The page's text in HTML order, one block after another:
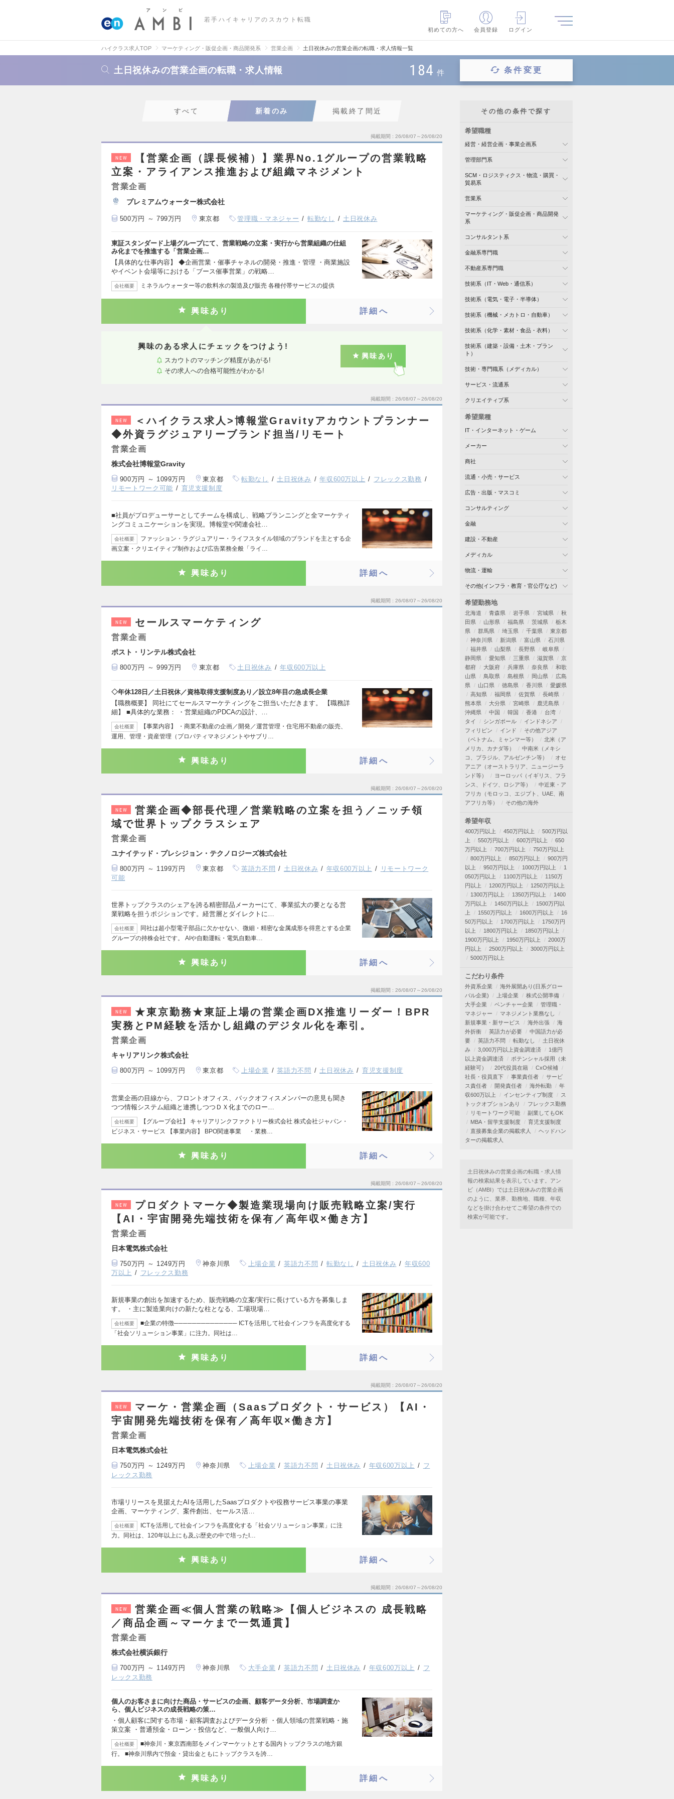
若手ハイキャリアのスカウト転職
初めての方へ
会員登録 ログイン
ハイクラス求人TOP マーケティング・販促企画・商品開発系 営業企画 土日祝休みの営業企画の転職・求人情報一覧
土日祝休みの営業企画の転職・求人情報 184 件 条件変更
すべて 新着のみ 掲載終了間近
掲載期間 26/08/07～26/08/20
NEW
【営業企画（課長候補）】業界No.1グループの営業戦略
立案・アライアンス推進および組織マネジメント
営業企画
プレミアムウォーター株式会社
500万円 ～ 799万円 東京都 管理職・マネジャー 転勤なし 土日祝休み
東証スタンダード上場グループにて、営業戦略の立案・実行から営業組織の仕組
み化までを推進する「営業企画…
【具体的な仕事内容】 ◆企画営業・催事チャネルの開発・推進・管理 ・商業施設
やイベント会場等における「ブース催事営業」の戦略…
会社概要 ミネラルウォーター等の飲料水の製造及び販売 各種付帯サービスの提供
興味あり 詳細へ
興味のある求人にチェックをつけよう!
スカウトのマッチング精度があがる!
その求人への合格可能性がわかる!
興味あり
掲載期間 26/08/07～26/08/20
NEW
＜ハイクラス求人>博報堂Gravityアカウントプランナー
◆外資ラグジュアリーブランド担当/リモート
営業企画
株式会社博報堂Gravity
900万円 ～ 1099万円 東京都 転勤なし 土日祝休み 年収600万以上
フレックス勤務
リモートワーク可能
育児支援制度
■社員がプロデューサーとしてチームを構成し、戦略プランニングと全マーケティ
ングコミュニケーションを実現。博報堂や関連会社…
会社概要
ファッション・ラグジュアリー・ライフスタイル領域のブランドを主とする企
画立案・クリエイティブ制作および広告業務全般「ライ…
興味あり 詳細へ
掲載期間 26/08/07～26/08/20
NEW セールスマーケティング
営業企画
ポスト・リンテル株式会社
800万円 ～ 999万円 東京都 土日祝休み 年収600万以上
◇年休128日／土日祝休／資格取得支援制度あり／設立8年目の急成長企業
【職務概要】 同社にてセールスマーケティングをご担当いただきます。 【職務詳
細】 ■具体的な業務： ・営業組織のPDCAの設計、…
会社概要
【事業内容】 ・商業不動産の企画／開発／運営管理・住宅用不動産の販売、
運用、管理・資産管理（プロパティマネジメントやサブリ…
興味あり 詳細へ
掲載期間 26/08/07～26/08/20
NEW
営業企画◆部長代理／営業戦略の立案を担う／ニッチ領
域で世界トップクラスシェア
営業企画
ユナイテッド・プレシジョン・テクノロジーズ株式会社
800万円 ～ 1199万円 東京都 英語力不問 土日祝休み 年収600万以上
リモートワーク
可能
世界トップクラスのシェアを誇る精密部品メーカーにて、事業拡大の要となる営
業戦略を担うポジションです。経営層とダイレクトに…
会社概要
同社は超小型電子部品に欠かせない、微細・精密な金属成形を得意とする企業
グループの持株会社です。 AIや自動運転・電気自動車…
興味あり 詳細へ
掲載期間 26/08/07～26/08/20
NEW
★東京勤務★東証上場の営業企画DX推進リーダー！BPR
実務とPM経験を活かし組織のデジタル化を牽引。
営業企画
キャリアリンク株式会社
800万円 ～ 1099万円 東京都 上場企業 英語力不問 土日祝休み 育児支援制度
営業企画の目線から、フロントオフィス、バックオフィスメンバーの意見も聞き
つつ情報システム組織と連携しつつＤＸ化までのロー…
会社概要
【グループ会社】 キャリアリンクファクトリー株式会社 株式会社ジャパン・
ビジネス・サービス 【事業内容】 BPO関連事業 ・業務…
興味あり 詳細へ
掲載期間 26/08/07～26/08/20
NEW
プロダクトマーケ◆製造業現場向け販売戦略立案/実行
【AI・宇宙開発先端技術を保有／高年収×働き方】
営業企画
日本電気株式会社
750万円 ～ 1249万円 神奈川県 上場企業 英語力不問 転勤なし 土日祝休み
年収600
万以上
フレックス勤務
新規事業の創出を加速するため、販売戦略の立案/実行に長けている方を募集しま
す。 ・主に製造業向けの新たな柱となる、工場現場…
会社概要
■企業の特徴────────────── ICTを活用して社会インフラを高度化する
「社会ソリューション事業」に注力。同社は…
興味あり 詳細へ
掲載期間 26/08/07～26/08/20
NEW
マーケ・営業企画（Saasプロダクト・サービス）【AI・
宇宙開発先端技術を保有／高年収×働き方】
営業企画
日本電気株式会社
750万円 ～ 1249万円 神奈川県 上場企業 英語力不問 土日祝休み 年収600万以上
フ
レックス勤務
市場リリースを見据えたAIを活用したSaasプロダクトや役務サービス事業の事業
企画、マーケティング、案件創出、セールス活…
会社概要
ICTを活用して社会インフラを高度化する「社会ソリューション事業」に注
力。同社は、120年以上にも及ぶ歴史の中で培ったI…
興味あり 詳細へ
掲載期間 26/08/07～26/08/20
NEW
営業企画≪個人営業の戦略≫【個人ビジネスの 成長戦略
／商品企画～マーケまで一気通貫】
営業企画
株式会社横浜銀行
700万円 ～ 1149万円 神奈川県 大手企業 英語力不問 土日祝休み 年収600万以上
フ
レックス勤務
個人のお客さまに向けた商品・サービスの企画、顧客データ分析、市場調査か
ら、個人ビジネスの成長戦略の策…
・個人顧客に関する市場・顧客調査およびデータ分析 ・個人領域の営業戦略・施
策立案 ・普通預金・ローン・投信など、一般個人向け…
会社概要
■神奈川・東京西南部をメインマーケットとする国内トップクラスの地方銀
行。 ■神奈川県内で預金・貸出金ともにトップクラスを誇…
興味あり 詳細へ
その他の条件で探す
希望職種
経営・経営企画・事業企画系
管理部門系
SCM・ロジスティクス・物流・購買・
貿易系
営業系
マーケティング・販促企画・商品開発
系
コンサルタント系
金融系専門職
不動産系専門職
技術系（IT・Web・通信系）
技術系（電気・電子・半導体）
技術系（機械・メカトロ・自動車）
技術系（化学・素材・食品・衣料）
技術系（建築・設備・土木・プラン
ト）
技術・専門職系（メディカル）
サービス・流通系
クリエイティブ系
希望業種
IT・インターネット・ゲーム
メーカー
商社
流通・小売・サービス
広告・出版・マスコミ
コンサルティング
金融
建設・不動産
メディカル
物流・運輸
その他(インフラ・教育・官公庁など)
希望勤務地
北海道 青森県 岩手県 宮城県
秋
田県
山形県 福島県 茨城県
栃木
県
群馬県 埼玉県 千葉県
東京都
神奈川県
新潟県 富山県
石川県
福井県
山梨県 長野県
岐阜県
静岡県
愛知県 三重県 滋賀県
京
都府
大阪府 兵庫県 奈良県
和歌
山県
鳥取県 島根県 岡山県
広島
県
山口県 徳島県 香川県
愛媛県
高知県
福岡県 佐賀県
長崎県
熊本県
大分県 宮崎県
鹿児島県
沖縄県
中国 韓国 香港
台湾
タイ
シンガポール
インドネシア
フィリピン
インド
その他アジア
（ベトナム、ミャンマー等）
北米（ア
メリカ、カナダ等）
中南米（メキシ
コ、ブラジル、アルゼンチン等）
オセ
アニア（オーストラリア、ニュージーラ
ンド等）
ヨーロッパ（イギリス、フラ
ンス、ドイツ、ロシア等）
中近東・ア
フリカ（モロッコ、エジプト、UAE、南
アフリカ等）
その他の海外
希望年収
400万円以上 450万円以上
500万円以
上
550万円以上 600万円以上
650
万円以上
700万円以上
750万円以上
800万円以上
850万円以上
900万円
以上
950万円以上 1000万円以上
1
050万円以上
1100万円以上
1150万
円以上
1200万円以上
1250万円以上
1300万円以上
1350万円以上
1400
万円以上
1450万円以上
1500万円以
上
1550万円以上 1600万円以上
16
50万円以上
1700万円以上
1750万円
以上
1800万円以上
1850万円以上
1900万円以上
1950万円以上
2000万
円以上
2500万円以上
3000万円以上
5000万円以上
こだわり条件
外資系企業
海外展開あり(日系グロー
バル企業)
上場企業
株式公開準備
大手企業
ベンチャー企業
管理職・
マネジャー
マネジメント業務なし
新規事業・新サービス
海外出張
海
外折衝
英語力が必要
中国語力が必
要
英語力不問 転勤なし
土日祝休
み
3,000万円以上資金調達済
1億円
以上資金調達済
ポテンシャル採用（未
経験可）
20代役員在籍
CxO候補
社長・役員直下
事業責任者
サービ
ス責任者
開発責任者 海外転勤
年
収600万以上
インセンティブ制度
ス
トックオプションあり
フレックス勤務
リモートワーク可能
副業してもOK
MBA・留学支援制度
育児支援制度
直接募集企業の掲載求人
ヘッドハン
ターの掲載求人
土日祝休みの営業企画の転職・求人情
報の検索結果を表示しています。アン
ビ（AMBI）では土日祝休みの営業企画
のように、業界、勤務地、職種、年収
などを掛け合わせてご希望の条件での
検索が可能です。